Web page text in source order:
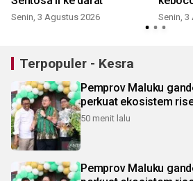
Senin, 3 Agustus 2026 Senin, 3
Terpopuler - Kesra
Pemprov Maluku
perkuat ekosistem
50 menit lalu
Pemprov Maluku